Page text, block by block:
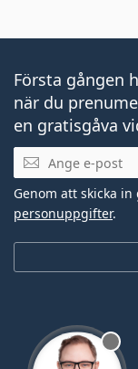
Första gången
när du
en gratisgåva
Mejladress
Genom att skicka
personuppgifter.